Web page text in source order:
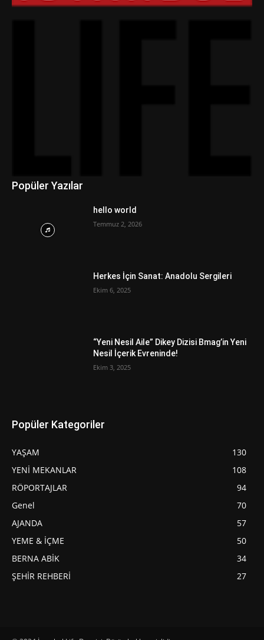
Popüler Yazılar
hello world
Temmuz 2, 2026
Herkes İçin Sanat: Anadolu Sergileri
Ekim 6, 2025
“Yeni Nesil Aile” Dikey Dizisi Bmag’in Yeni
Nesil İçerik Evreninde!
Ekim 3, 2025
Popüler Kategoriler
YAŞAM
130
YENİ MEKANLAR
108
RÖPORTAJLAR
94
Genel
70
AJANDA
57
YEME & İÇME
50
BERNA ABİK
34
ŞEHİR REHBERİ
27